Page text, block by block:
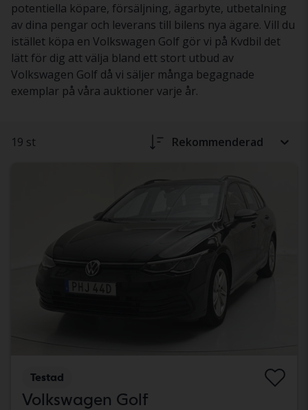
potentiella köpare, försäljning, ägarbyte, utbetalning
av dina pengar och leverans till bilens nya ägare. Vill du
istället köpa en Volkswagen Golf gör vi på Kvdbil det
lätt för dig att välja bland ett stort utbud av
Volkswagen Golf då vi säljer många begagnade
exemplar på våra auktioner varje år.
19 st Rekommenderad
Testad
Volkswagen Golf